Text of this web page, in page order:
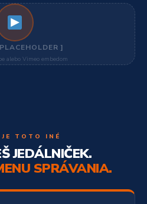
]
alebo Vimeo embedom
JE TOTO INÉ
JEDÁLNIČEK.
SPRÁVANIA.